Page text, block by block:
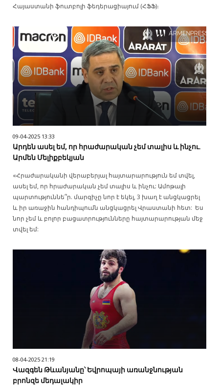
Հայաստանի ֆուտբոլի ֆեդերացիայում (ՀՖՖ)։
09-04-2025 13:33
Արդեն ասել եմ, որ հրաժարական չեմ տալիս և ինչու.
Արմեն Մելիքբեկյան
«Հրաժարականի վերաբերյալ հայտարարություն եմ տվել,
ասել եմ, որ հրաժարական չեմ տալիս և ինչու: Ամոթալի
պարտություննե՞ր. մարզիչը նոր է եկել, 3 խաղ է անցկացրել
և իր առաջին հանդիպումն անցկացրել Վրաստանի հետ: Ես
նոր չեմ և բոլոր բացատրությունները հայտարարության մեջ
տվել եմ:
08-04-2025 21:19
Վազգեն Թևանյանը՝ Եվրոպայի առանջնության
բրոնզե մեդալակիր